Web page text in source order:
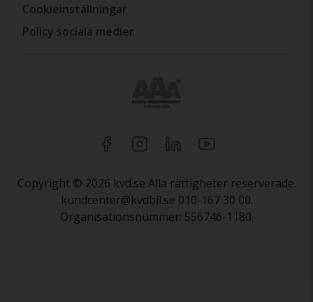
Cookieinställningar
Policy sociala medier
Copyright © 2026 kvd.se Alla rättigheter reserverade.
kundcenter@kvdbil.se 010-167 30 00.
Organisationsnummer: 556746-1180.